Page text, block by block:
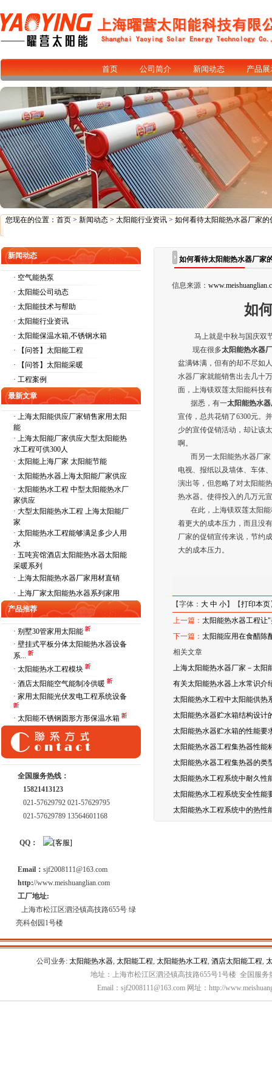
首页 公司简介 新闻动态 产品展
您现在的位置： 首页 > 新闻动态 > 太阳能行业资讯 > 如何看待太阳能热水器厂家的
新闻动态
· 空气能热泵
· 太阳能公司动态
· 太阳能技术与帮助
· 太阳能行业资讯
· 太阳能保温水箱,不锈钢水箱
· 【问答】太阳能工程
· 【问答】太阳能采暖
· 工程案例
最新文章
· 上海太阳能供应厂家销售家用太阳
能
· 上海太阳能厂家供应大型太阳能热
水工程可供300人
· 太阳能上海厂家 太阳能节能
· 太阳能热水器上海太阳能厂家供应
· 太阳能热水工程 中型太阳能热水厂
家供应
· 大型太阳能热水工程 上海太阳能厂
家
· 太阳能热水工程能够满足多少人用
水
· 五吨宾馆酒店太阳能热水器太阳能
采暖系列
· 上海太阳能热水器厂家用材直销
· 上海厂家太阳能热水器系列家用
产品推荐
· 别墅30管家用太阳能
· 壁挂式平板分体太阳能热水器设备
系...
· 太阳能热水工程模块
· 酒店太阳能空气能制冷供暖
· 家用太阳能光伏发电工程系统设备
· 太阳能不锈钢圆形方形保温水箱
全国服务热线：
15821413123
021-57629792 021-57629795
021-57629789 13564601168
QQ：
Email： sjf2008111@163.com
http://www.meishuanglian.com
工厂地址:
上海市松江区泗泾镇高技路655号 绿
亮科创园1号楼
如何看待太阳能热水器厂家
信息来源：
如
马上就是中秋与国庆双节
现在很多太阳能热水器
盆满钵满，但有的却不尽如
水器厂家就能销售出去几十
面，上海镁双莲太阳能科技
据悉，有一太阳能热水
宣传，总共花销了6300元。
少的宣传促销活动，却让该
啊。
而另一太阳能热水器厂家
电视、报纸以及墙体、车体
演出等，但忽略了对太阳能
热水器。使得投入的几万元
在此，上海镁双莲太阳能
着更大的成本压力，而且没
厂家的促销宣传来说，节约
大的成本压力。
【字体：大 中 小】【打印本页
上一篇：太阳能热水器工程让
下一篇：太阳能应用在食醋陈
相关文章
上海太阳能热水器厂家－太阳
有关太阳能热水器上水常识介
太阳能热水工程中太阳能供热
太阳能热水器贮水箱结构设计
太阳能热水器贮水箱的性能要
太阳能热水器工程集热器性能
太阳能热水器工程集热器的类
太阳能热水工程系统中耐久性
太阳能热水工程系统安全性能
太阳能热水工程系统中的热性
公司业务: 太阳能热水器, 太阳能工程, 太阳能热水工程, 酒店太阳能工程,
地址：上海市松江区泗泾镇高技路655号1号楼 全国服务
Email：sjf2008111@163.com 网址：http://